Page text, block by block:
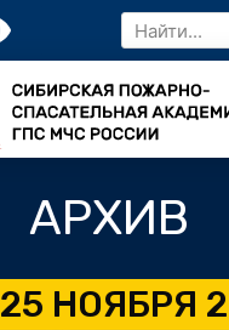
АРХИВ
25 НОЯБРЯ